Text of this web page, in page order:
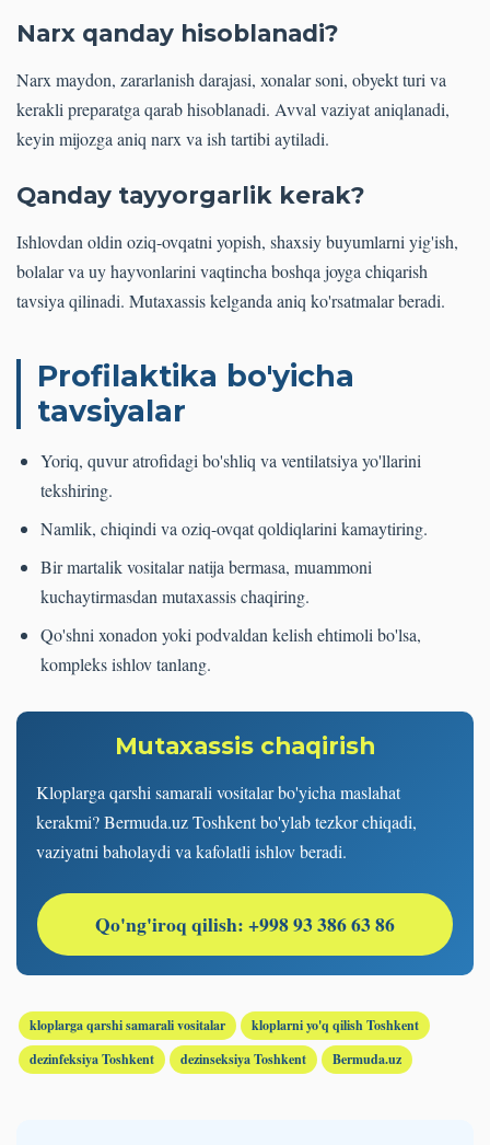
Narx qanday hisoblanadi?
Narx maydon, zararlanish darajasi, xonalar soni, obyekt turi va
kerakli preparatga qarab hisoblanadi. Avval vaziyat aniqlanadi,
keyin mijozga aniq narx va ish tartibi aytiladi.
Qanday tayyorgarlik kerak?
Ishlovdan oldin oziq-ovqatni yopish, shaxsiy buyumlarni yig'ish,
bolalar va uy hayvonlarini vaqtincha boshqa joyga chiqarish
tavsiya qilinadi. Mutaxassis kelganda aniq ko'rsatmalar beradi.
Profilaktika bo'yicha
tavsiyalar
Yoriq, quvur atrofidagi bo'shliq va ventilatsiya yo'llarini
tekshiring.
Namlik, chiqindi va oziq-ovqat qoldiqlarini kamaytiring.
Bir martalik vositalar natija bermasa, muammoni
kuchaytirmasdan mutaxassis chaqiring.
Qo'shni xonadon yoki podvaldan kelish ehtimoli bo'lsa,
kompleks ishlov tanlang.
Mutaxassis chaqirish
Kloplarga qarshi samarali vositalar bo'yicha maslahat
kerakmi? Bermuda.uz Toshkent bo'ylab tezkor chiqadi,
vaziyatni baholaydi va kafolatli ishlov beradi.
Qo'ng'iroq qilish: +998 93 386 63 86
kloplarga qarshi samarali vositalar
kloplarni yo'q qilish Toshkent
dezinfeksiya Toshkent
dezinseksiya Toshkent Bermuda.uz